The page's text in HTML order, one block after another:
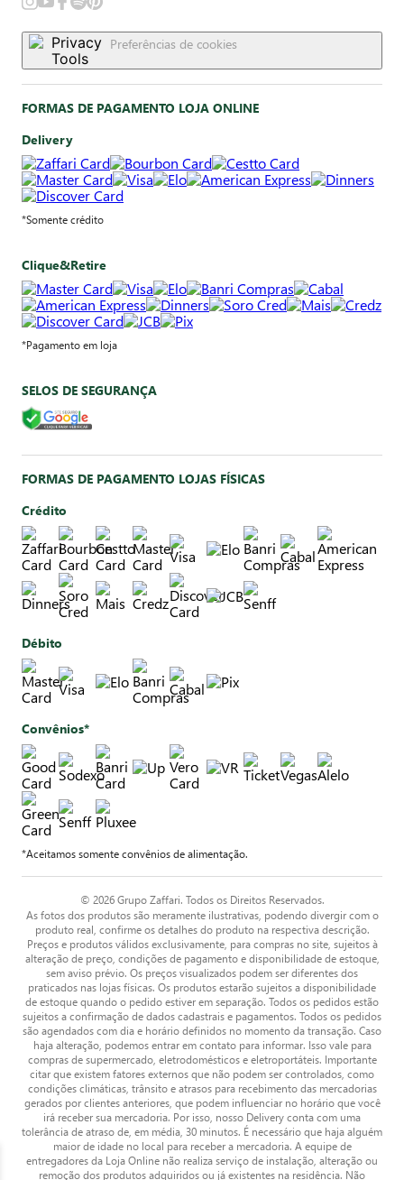
Preferências de cookies
FORMAS DE PAGAMENTO LOJA ONLINE
Delivery
*Somente crédito
Clique&Retire
*Pagamento em loja
SELOS DE SEGURANÇA
FORMAS DE PAGAMENTO LOJAS FÍSICAS
Crédito
Débito
Convênios*
*Aceitamos somente convênios de alimentação.
© 2026 Grupo Zaffari. Todos os Direitos Reservados.
As fotos dos produtos são meramente ilustrativas, podendo divergir com o
produto real, confirme os detalhes do produto na respectiva descrição.
Preços e produtos válidos exclusivamente, para compras no site, sujeitos à
alteração de preço, condições de pagamento e disponibilidade de estoque,
sem aviso prévio. Os preços visualizados podem ser diferentes dos
praticados nas lojas físicas. Os produtos estarão sujeitos a disponibilidade
de estoque quando o pedido estiver em separação. Todos os pedidos estão
sujeitos a confirmação de dados cadastrais e pagamentos. Todos os pedidos
são agendados com dia e horário definidos no momento da transação. Caso
haja alteração, podemos entrar em contato para informar. Isso vale para
compras de supermercado, eletrodomésticos e eletroportáteis. Importante
citar que existem fatores externos que não podem ser controlados, como
condições climáticas, trânsito e atrasos para recebimento das mercadorias
gerados por clientes anteriores, que podem influenciar no horário que você
irá receber sua mercadoria. Por isso, nosso Delivery conta com uma
tolerância de atraso de, em média, 30 minutos. É necessário que haja alguém
maior de idade no local para receber a mercadoria. A equipe de
entregadores da Loja Online não realiza serviço de instalação, alteração ou
remoção dos produtos adquiridos ou já existentes na residência. Não